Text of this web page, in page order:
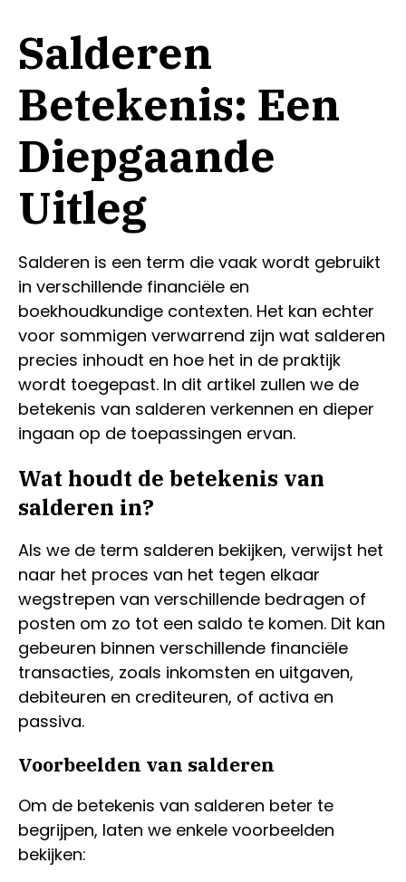
Salderen
Betekenis: Een
Diepgaande
Uitleg
Salderen is een term die vaak wordt gebruikt
in verschillende financiële en
boekhoudkundige contexten. Het kan echter
voor sommigen verwarrend zijn wat salderen
precies inhoudt en hoe het in de praktijk
wordt toegepast. In dit artikel zullen we de
betekenis van salderen verkennen en dieper
ingaan op de toepassingen ervan.
Wat houdt de betekenis van
salderen in?
Als we de term salderen bekijken, verwijst het
naar het proces van het tegen elkaar
wegstrepen van verschillende bedragen of
posten om zo tot een saldo te komen. Dit kan
gebeuren binnen verschillende financiële
transacties, zoals inkomsten en uitgaven,
debiteuren en crediteuren, of activa en
passiva.
Voorbeelden van salderen
Om de betekenis van salderen beter te
begrijpen, laten we enkele voorbeelden
bekijken: